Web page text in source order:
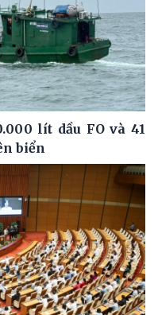
lít dầu FO và 41
biển